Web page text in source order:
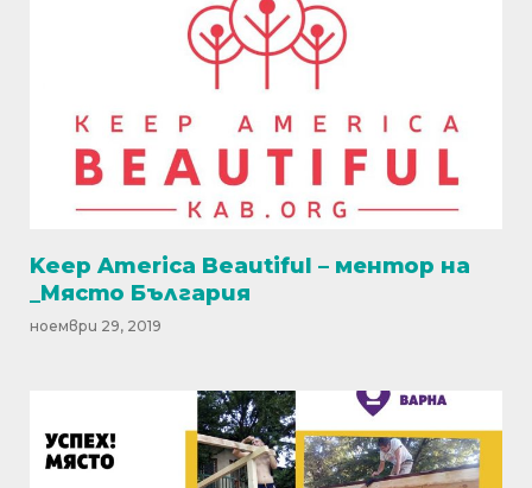
Keep America Beautiful – ментор на
_Място България
ноември 29, 2019